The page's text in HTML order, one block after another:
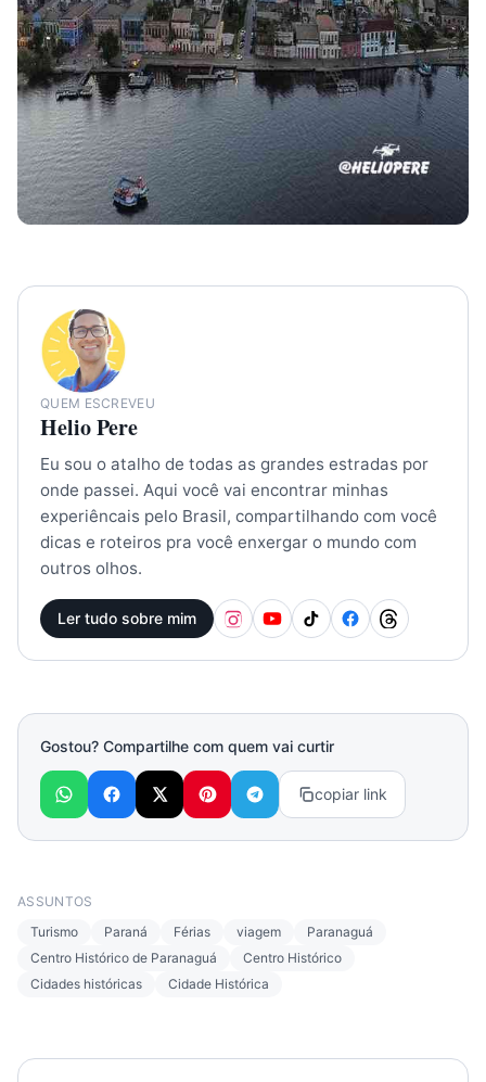
QUEM ESCREVEU
Helio Pere
Eu sou o atalho de todas as grandes estradas por
onde passei. Aqui você vai encontrar minhas
experiêncais pelo Brasil, compartilhando com você
dicas e roteiros pra você enxergar o mundo com
outros olhos.
Ler tudo sobre mim
Gostou? Compartilhe com quem vai curtir
copiar link
ASSUNTOS
Turismo
Paraná Férias viagem
Paranaguá
Centro Histórico de Paranaguá
Centro Histórico
Cidades históricas
Cidade Histórica